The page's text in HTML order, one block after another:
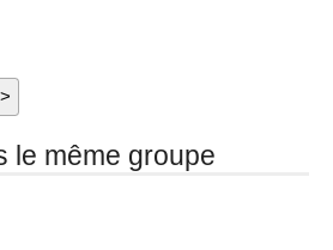
le même groupe